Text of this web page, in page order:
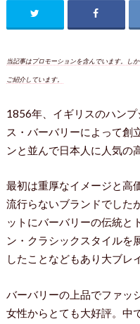
当記事はプロモーションを含んでいます。し
ご紹介しています。
1856年、イギリスのハン
ス・バーバリーによって創
ンと並んで日本人に人気の
最初は重厚なイメージと高
流行らないブランドでした
ットにバーバリーの伝統と
ン・クラシックスタイルを
したことなどもあり大ブレ
バーバリーの上品でファッ
女性からとても大好評。中